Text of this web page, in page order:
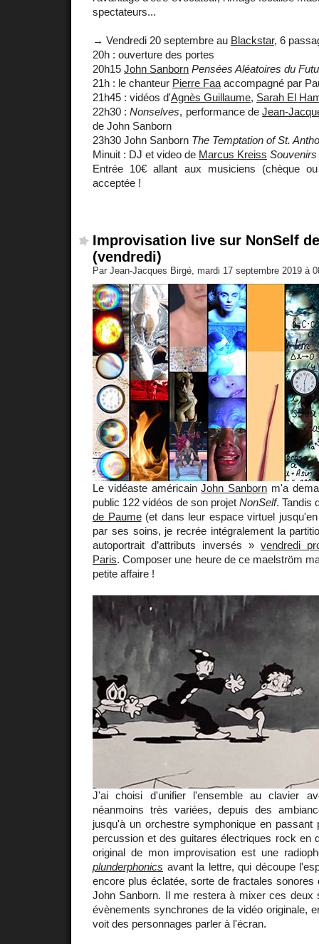
spectateurs...
→ Vendredi 20 septembre au Blackstar, 6
20h : ouverture des portes
20h15 John Sanborn Pensées Aléatoires du
21h : le chanteur Pierre Faa accompagné par
21h45 : vidéos d'Agnès Guillaume, Sarah El
22h30 :Nonselves, performance deJean-
de John Sanborn
23h30 John Sanborn The Temptation of St.
Minuit : DJ et video de Marcus Kreiss
Entrée 10€ allant aux musiciens (chèque
acceptée !
Improvisation live sur NonSelf
(vendredi)
Par Jean-Jacques Birgé, mardi 17 septembre 2019 à
Le vidéaste américainJohn Sanborn m'a
public 122 vidéos de son projet NonSelf. Tandis
de Paume(et dans leur espace virtuel
par ses soins, je recrée intégralement la
autoportrait d’attributs inversés » vendredi
Paris. Composer une heure de ce maelström
petite affaire !
J'ai choisi d'unifier l'ensemble au clavier
néanmoins très variées, depuis des
jusqu'à un orchestre symphonique en passant
percussion et des guitares électriques rock en
original de mon improvisation est une
plunderphonics avant la lettre, qui découpe
encore plus éclatée, sorte de fractales sonores
John Sanborn. Il me restera à mixer ces deux
évènements synchrones de la vidéo originale,
voit des personnages parler à l'écran.